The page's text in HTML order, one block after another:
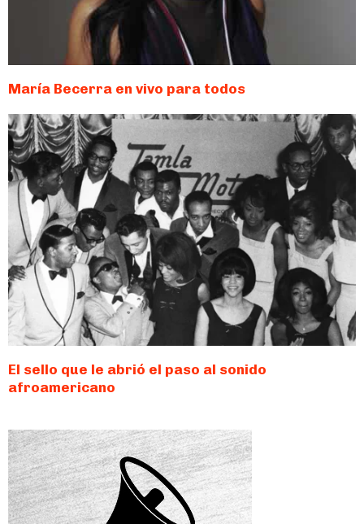
María Becerra en vivo para todos
El sello que le abrió el paso al sonido
afroamericano